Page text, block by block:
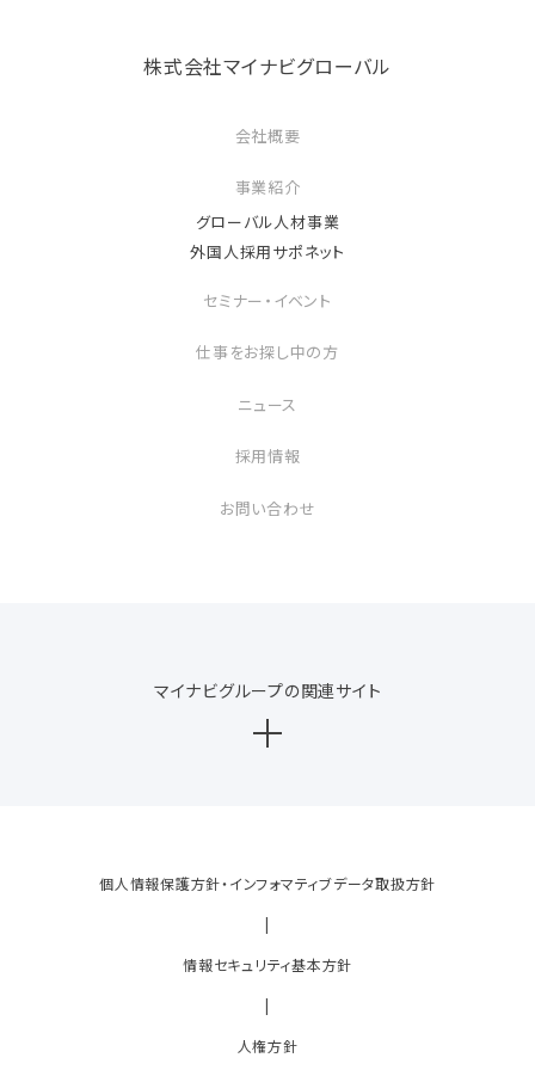
株式会社マイナビグローバル
会社概要
事業紹介
グローバル人材事業
外国人採用サポネット
セミナー・イベント
仕事をお探し中の方
ニュース
採用情報
お問い合わせ
マイナビグループの関連サイト
個人情報保護方針・インフォマティブデータ取扱方針
|
情報セキュリティ基本方針
|
人権方針